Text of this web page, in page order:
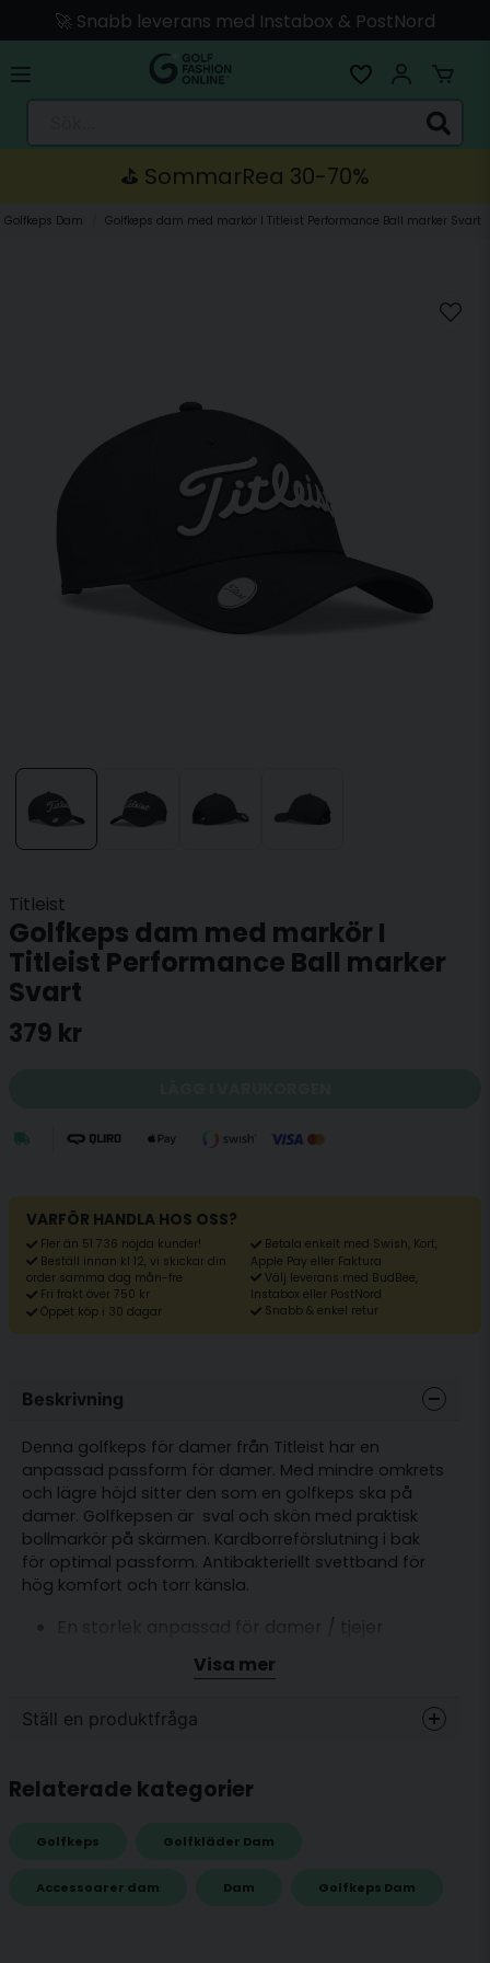
🚀 Snabb leverans med Instabox & PostNord
🛍️ Betala med Swish, Apple Pay, Kort & Faktura
🚚 Skickas direkt från lagret i Linköping
⛳️ SommarRea 30-70%
Golfkeps Dam Golfkeps dam med markör I Titleist Performance Ball marker Svart
Titleist
Golfkeps dam med markör I
Titleist Performance Ball marker
Svart
379 kr
VARFÖR HANDLA HOS OSS?
Fler än 51 736 nöjda kunder!
Beställ innan kl 12, vi skickar din
order samma dag mån-fre
Fri frakt över 750 kr
Öppet köp i 30 dagar
Betala enkelt med Swish, Kort,
Apple Pay eller Faktura
Välj leverans med BudBee,
Instabox eller PostNord
Snabb & enkel retur
Beskrivning
Denna golfkeps för damer från Titleist har en
anpassad passform för damer. Med mindre omkrets
och lägre höjd sitter den som en golfkeps ska på
damer. Golfkepsen är sval och skön med praktisk
bollmarkör på skärmen. Kardborreförslutning i bak
för optimal passform. Antibakteriellt svettband för
hög komfort och torr känsla.
En storlek anpassad för damer / tjejer
Anpassad passform för damer med mindre
omkrets och mindre djup
Visa mer
Ställ en produktfråga
Fråga oss något om denna produkten...
name
Namn
Relaterade kategorier
Golfkeps Golfkläder Dam
Accessoarer dam Dam Golfkeps Dam